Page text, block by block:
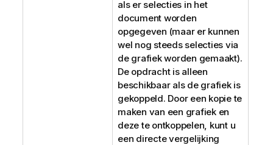
als er selecties in het
document worden
opgegeven (maar er kunnen
wel nog steeds selecties via
de grafiek worden gemaakt).
De opdracht is alleen
beschikbaar als de grafiek is
gekoppeld. Door een kopie te
maken van een grafiek en
deze te ontkoppelen, kunt u
een directe vergelijking